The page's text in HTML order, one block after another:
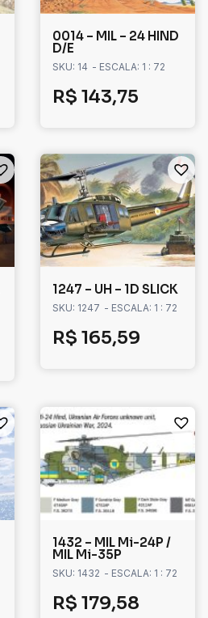
0014 – MIL – 24 HIND
D/E
SKU: 14 - ESCALA: 1 : 72
R$ 143,75
1247 – UH – 1D SLICK
SKU: 1247 - ESCALA: 1 : 72
R$ 165,59
1432 – MIL Mi-24P /
MIL Mi-35P
SKU: 1432 - ESCALA: 1 : 72
R$ 179,58